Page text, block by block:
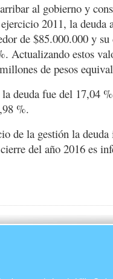
al gobierno y
2011, la deuda
de $85.000.000 y
Actualizando estos
de pesos
deuda fue del 17,04
%.
de la gestión la deuda
del año 2016 es